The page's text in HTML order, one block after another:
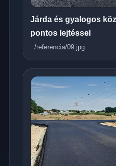
Járda és gyalogos
pontos lejtéssel
../referencia/09.jpg